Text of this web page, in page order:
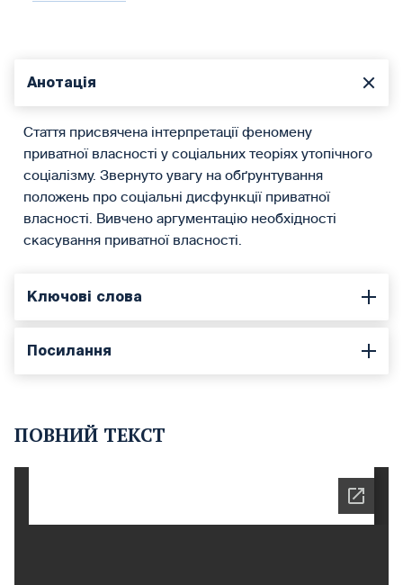
Анотація
Стаття присвячена інтерпретації феномену
приватної власності у соціальних теоріях утопічного
соціалізму. Звернуто увагу на обґрунтування
положень про соціальні дисфункції приватної
власності. Вивчено аргументацію необхідності
скасування приватної власності.
Ключові слова
Посилання
ПОВНИЙ ТЕКСТ